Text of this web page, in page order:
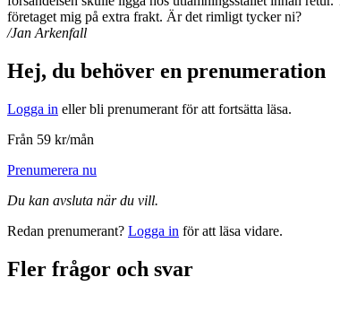
företaget mig på extra frakt. Är det rimligt tycker ni?
/Jan Arkenfall
Hej, du behöver en prenumeration
Logga in eller bli prenumerant för att fortsätta läsa.
Från 59 kr/mån
Prenumerera nu
Du kan avsluta när du vill.
Redan prenumerant? Logga in för att läsa vidare.
Fler frågor och svar